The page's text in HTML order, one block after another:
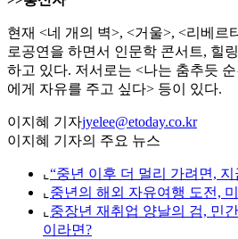
현재 <네 개의 벽>, <거울>, <리베르
로공연을 하면서 인문학 콘서트, 힐
하고 있다. 저서로는 <나는 춤추듯
에게 자유를 주고 싶다> 등이 있다.
이지혜 기자jyelee@etoday.co.kr
이지혜 기자의 주요 뉴스
⌞ “중년 이후 더 멀리 가려면,
⌞ 중년의 해외 자유여행 도전,
⌞ 중장년 재취업 양날의 검, 민
이라면?